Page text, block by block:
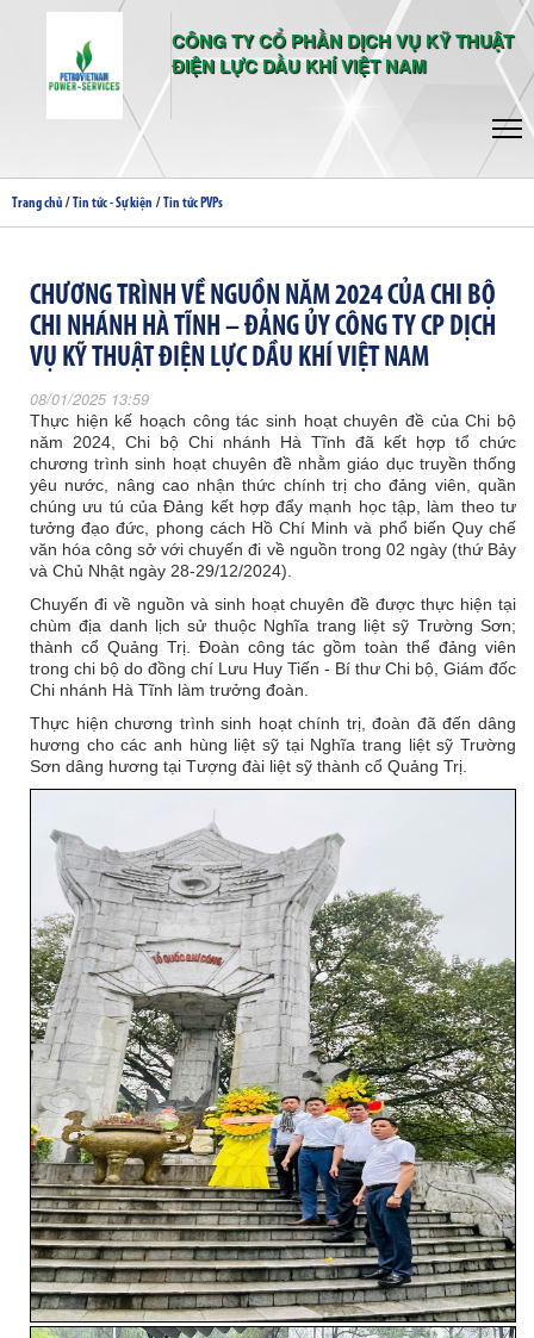
CÔNG TY CỔ PHẦN DỊCH VỤ KỸ THUẬT
ĐIỆN LỰC DẦU KHÍ VIỆT NAM
Trang chủ / Tin tức - Sự kiện /Tin tức PVPs
CHƯƠNG TRÌNH VỀ NGUỒN NĂM 2024 CỦA CHI BỘ
CHI NHÁNH HÀ TĨNH – ĐẢNG ỦY CÔNG TY CP DỊCH
VỤ KỸ THUẬT ĐIỆN LỰC DẦU KHÍ VIỆT NAM
08/01/2025 13:59
Thực hiện kế hoạch công tác sinh hoạt chuyên đề của Chi bộ
năm 2024, Chi bộ Chi nhánh Hà Tĩnh đã kết hợp tổ chức
chương trình sinh hoạt chuyên đề nhằm giáo dục truyền thống
yêu nước, nâng cao nhận thức chính trị cho đảng viên, quần
chúng ưu tú của Đảng kết hợp đẩy mạnh học tập, làm theo tư
tưởng đạo đức, phong cách Hồ Chí Minh và phổ biến Quy chế
văn hóa công sở với chuyến đi về nguồn trong 02 ngày (thứ Bảy
và Chủ Nhật ngày 28-29/12/2024).
Chuyến đi về nguồn và sinh hoạt chuyên đề được thực hiện tại
chùm địa danh lịch sử thuộc Nghĩa trang liệt sỹ Trường Sơn;
thành cổ Quảng Trị. Đoàn công tác gồm toàn thể đảng viên
trong chi bộ do đồng chí Lưu Huy Tiến - Bí thư Chi bộ, Giám đốc
Chi nhánh Hà Tĩnh làm trưởng đoàn.
Thực hiện chương trình sinh hoạt chính trị, đoàn đã đến dâng
hương cho các anh hùng liệt sỹ tại Nghĩa trang liệt sỹ Trường
Sơn dâng hương tại Tượng đài liệt sỹ thành cổ Quảng Trị.